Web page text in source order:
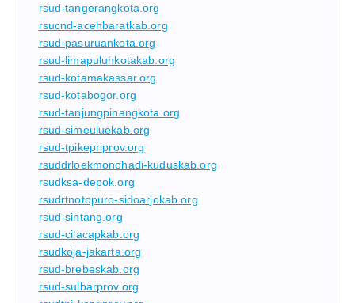
rsud-tangerangkota.org
rsucnd-acehbaratkab.org
rsud-pasuruankota.org
rsud-limapuluhkotakab.org
rsud-kotamakassar.org
rsud-kotabogor.org
rsud-tanjungpinangkota.org
rsud-simeuluekab.org
rsud-tpikepriprov.org
rsuddrloekmonohadi-kuduskab.org
rsudksa-depok.org
rsudrtnotopuro-sidoarjokab.org
rsud-sintang.org
rsud-cilacapkab.org
rsudkoja-jakarta.org
rsud-brebeskab.org
rsud-sulbarprov.org